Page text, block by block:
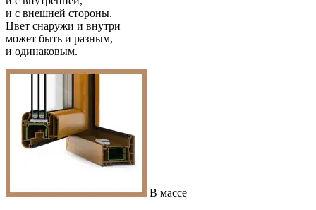
и с внешней стороны.
Цвет снаружи и внутри
может быть и разным,
и одинаковым.
В массе